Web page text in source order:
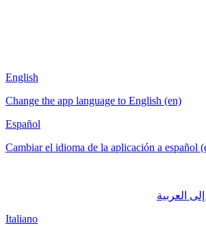
Change the app language to English
Cambiar el idioma de la aplicación